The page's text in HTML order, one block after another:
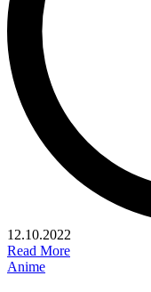
12.10.2022
Read More
Posted
Anime